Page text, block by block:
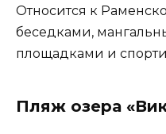
Относится к
беседками,
площадками и
Пляж озера